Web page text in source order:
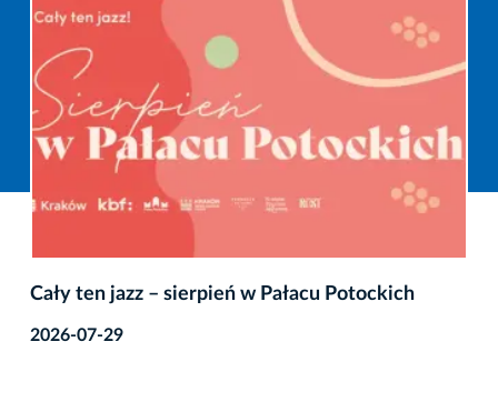
Cały ten jazz – sierpień w Pałacu Potockich
2026-07-29